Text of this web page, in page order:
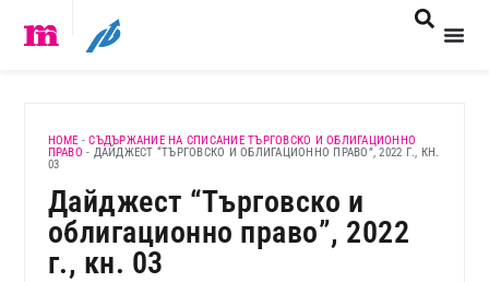
HOME -СЪДЪРЖАНИЕ НА СПИСАНИЕ ТЪРГОВСКО И ОБЛИГАЦИОННО
ПРАВО - ДАЙДЖЕСТ “ТЪРГОВСКО И ОБЛИГАЦИОННО ПРАВО”, 2022 Г., КН.
03
Дайджест “Търговско и
облигационно право”, 2022
г., кн. 03